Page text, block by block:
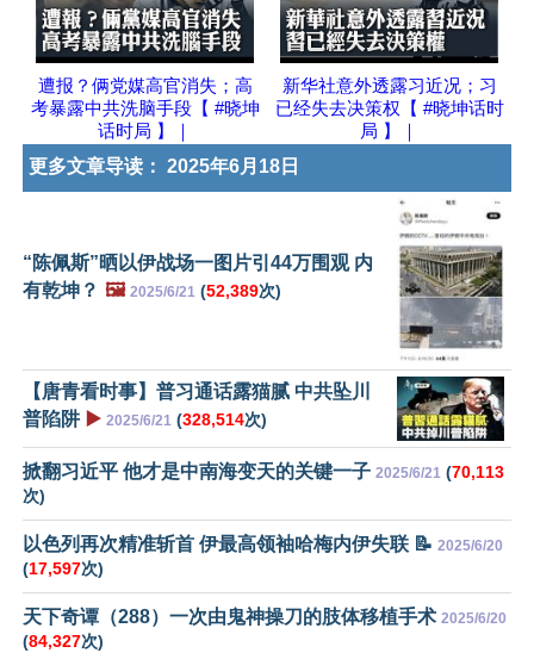
遭报？俩党媒高官消失；高
考暴露中共洗脑手段【 #晓坤
话时局 】｜
新华社意外透露习近况；习
已经失去决策权【 #晓坤话时
局 】｜
更多文章导读： 2025年6月18日
“陈佩斯”晒以伊战场一图片引44万围观 内
有乾坤？ 🖼️ 2025/6/21 (52,389次)
【唐青看时事】普习通话露猫腻 中共坠川
普陷阱 ▶️ 2025/6/21 (328,514次)
掀翻习近平 他才是中南海变天的关键一子 2025/6/21 (70,113
次)
以色列再次精准斩首 伊最高领袖哈梅内伊失联 📝 2025/6/20
(17,597次)
天下奇谭（288）一次由鬼神操刀的肢体移植手术 2025/6/20
(84,327次)